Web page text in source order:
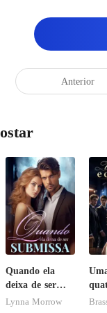
Anterior
Quando ela
deixa de ser
submissa
Lynna Morrow